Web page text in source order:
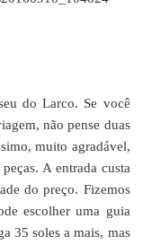
do Larco. Se você
não pense duas
muito agradável,
A entrada custa
do preço. Fizemos
escolher uma guia
35 soles a mais, mas